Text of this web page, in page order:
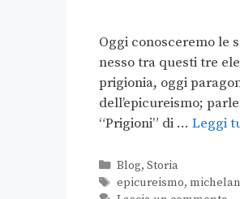
Oggi conosceremo le
nesso tra questi tre
prigionia, oggi
dell’epicureismo;
“Prigioni” di … Leggi
Blog, Storia
epicureismo,